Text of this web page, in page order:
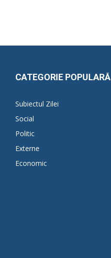
CATEGORIE POPULARĂ
Subiectul Zilei
Social
Politic
Externe
Economic